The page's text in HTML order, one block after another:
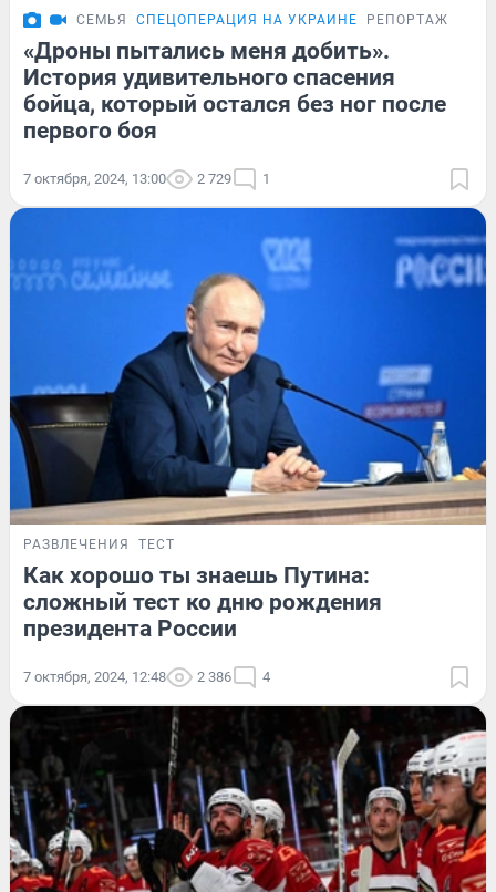
СЕМЬЯ СПЕЦОПЕРАЦИЯ НА УКРАИНЕ РЕПОРТАЖ
«Дроны пытались меня добить».
История удивительного спасения
бойца, который остался без ног после
первого боя
7 октября, 2024, 13:00 2 729 1
РАЗВЛЕЧЕНИЯ ТЕСТ
Как хорошо ты знаешь Путина:
сложный тест ко дню рождения
президента России
7 октября, 2024, 12:48 2 386 4